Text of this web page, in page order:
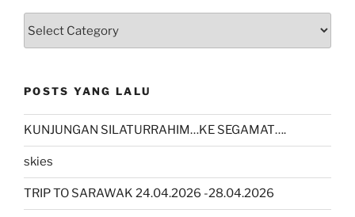
POSTS YANG LALU
KUNJUNGAN SILATURRAHIM…KE SEGAMAT….
skies
TRIP TO SARAWAK 24.04.2026 -28.04.2026